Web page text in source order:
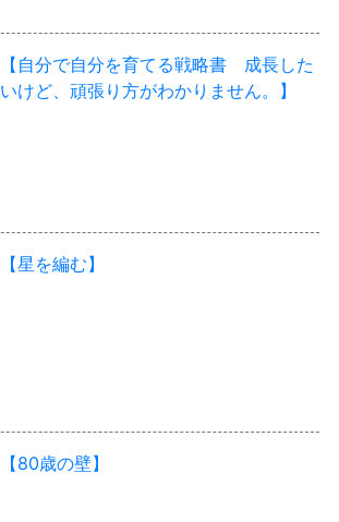
【自分で自分を育てる戦略書 成長した
いけど、頑張り方がわかりません。】
【星を編む】
【80歳の壁】